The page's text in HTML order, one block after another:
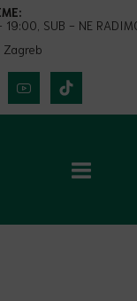
SUB - NE
Zagreb